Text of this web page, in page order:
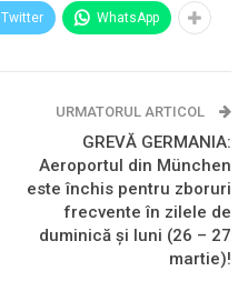
Twitter WhatsApp
URMATORUL ARTICOL
GREVĂ GERMANIA:
Aeroportul din München
este închis pentru zboruri
frecvente în zilele de
duminică și luni (26 – 27
martie)!